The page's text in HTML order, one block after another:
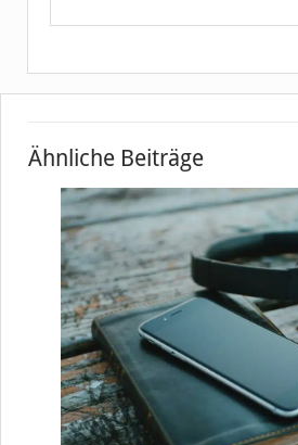
Ähnliche Beiträge